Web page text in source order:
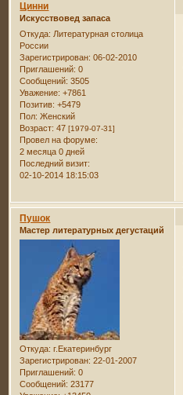
Цинни
Искусствовед запаса
Откуда: Литературная столица
России
Зарегистрирован: 06-02-2010
Приглашений: 0
Сообщений: 3505
Уважение: +7861
Позитив: +5479
Пол: Женский
Возраст: 47[1979-07-31]
Провел на форуме:
2 месяца 0 дней
Последний визит:
02-10-2014 18:15:03
Пушок
Мастер литературных дегустаций
Откуда: г.Екатеринбург
Зарегистрирован: 22-01-2007
Приглашений: 0
Сообщений: 23177